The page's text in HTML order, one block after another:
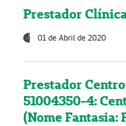
Prestador
01 de Abril de 2020
Prestador
51004350-4:
(Nome